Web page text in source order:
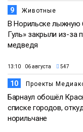
9 Животные
В Норильске лыжную
Гуль» закрыли из-за
медведя
13:10 06 августа 547
10 Проекты
Барнаул обошёл
списке городов,
норильчане